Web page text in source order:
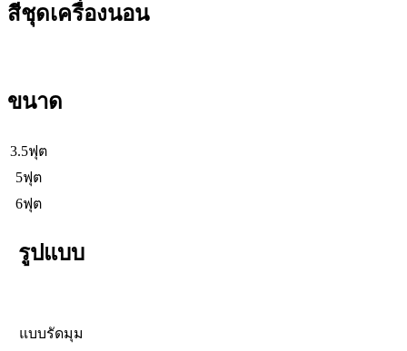
สีชุดเครื่องนอน
ขนาด
3.5ฟุต
5ฟุต
6ฟุต
รูปแบบ
แบบรัดมุม